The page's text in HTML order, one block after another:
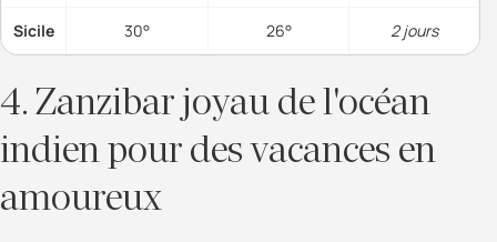
Sicile 30° 26° 2 jours
4. Zanzibar joyau de l'océan
indien pour des vacances en
amoureux